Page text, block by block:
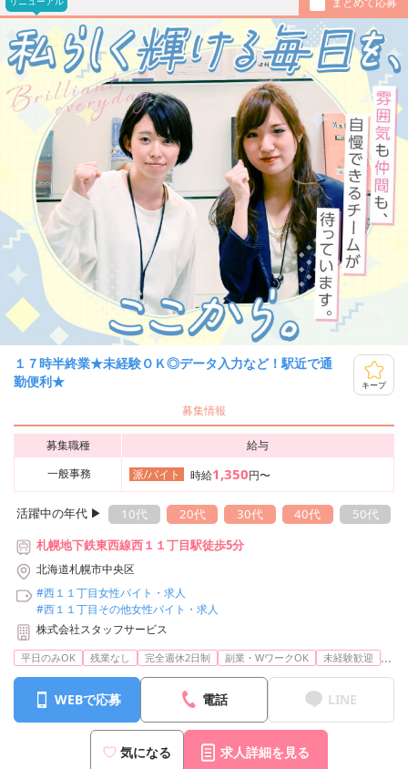
１７時半終業★未経験ＯＫ◎データ入力など！駅近で通
勤便利★
キープ
募集情報
募集職種
給与
一般事務
派/バイト 時給1,350円〜
活躍中の年代 ▶︎ 10代 20代 30代 40代
50代
札幌地下鉄東西線西１１丁目駅徒歩5分
北海道札幌市中央区
#西１１丁目女性バイト・求人
#西１１丁目その他女性バイト・求人
株式会社スタッフサービス
平日のみOK 残業なし 完全週休2日制 副業・WワークOK 未経験歓迎 ...
WEBで応募 電話 LINE
気になる 求人詳細を見る